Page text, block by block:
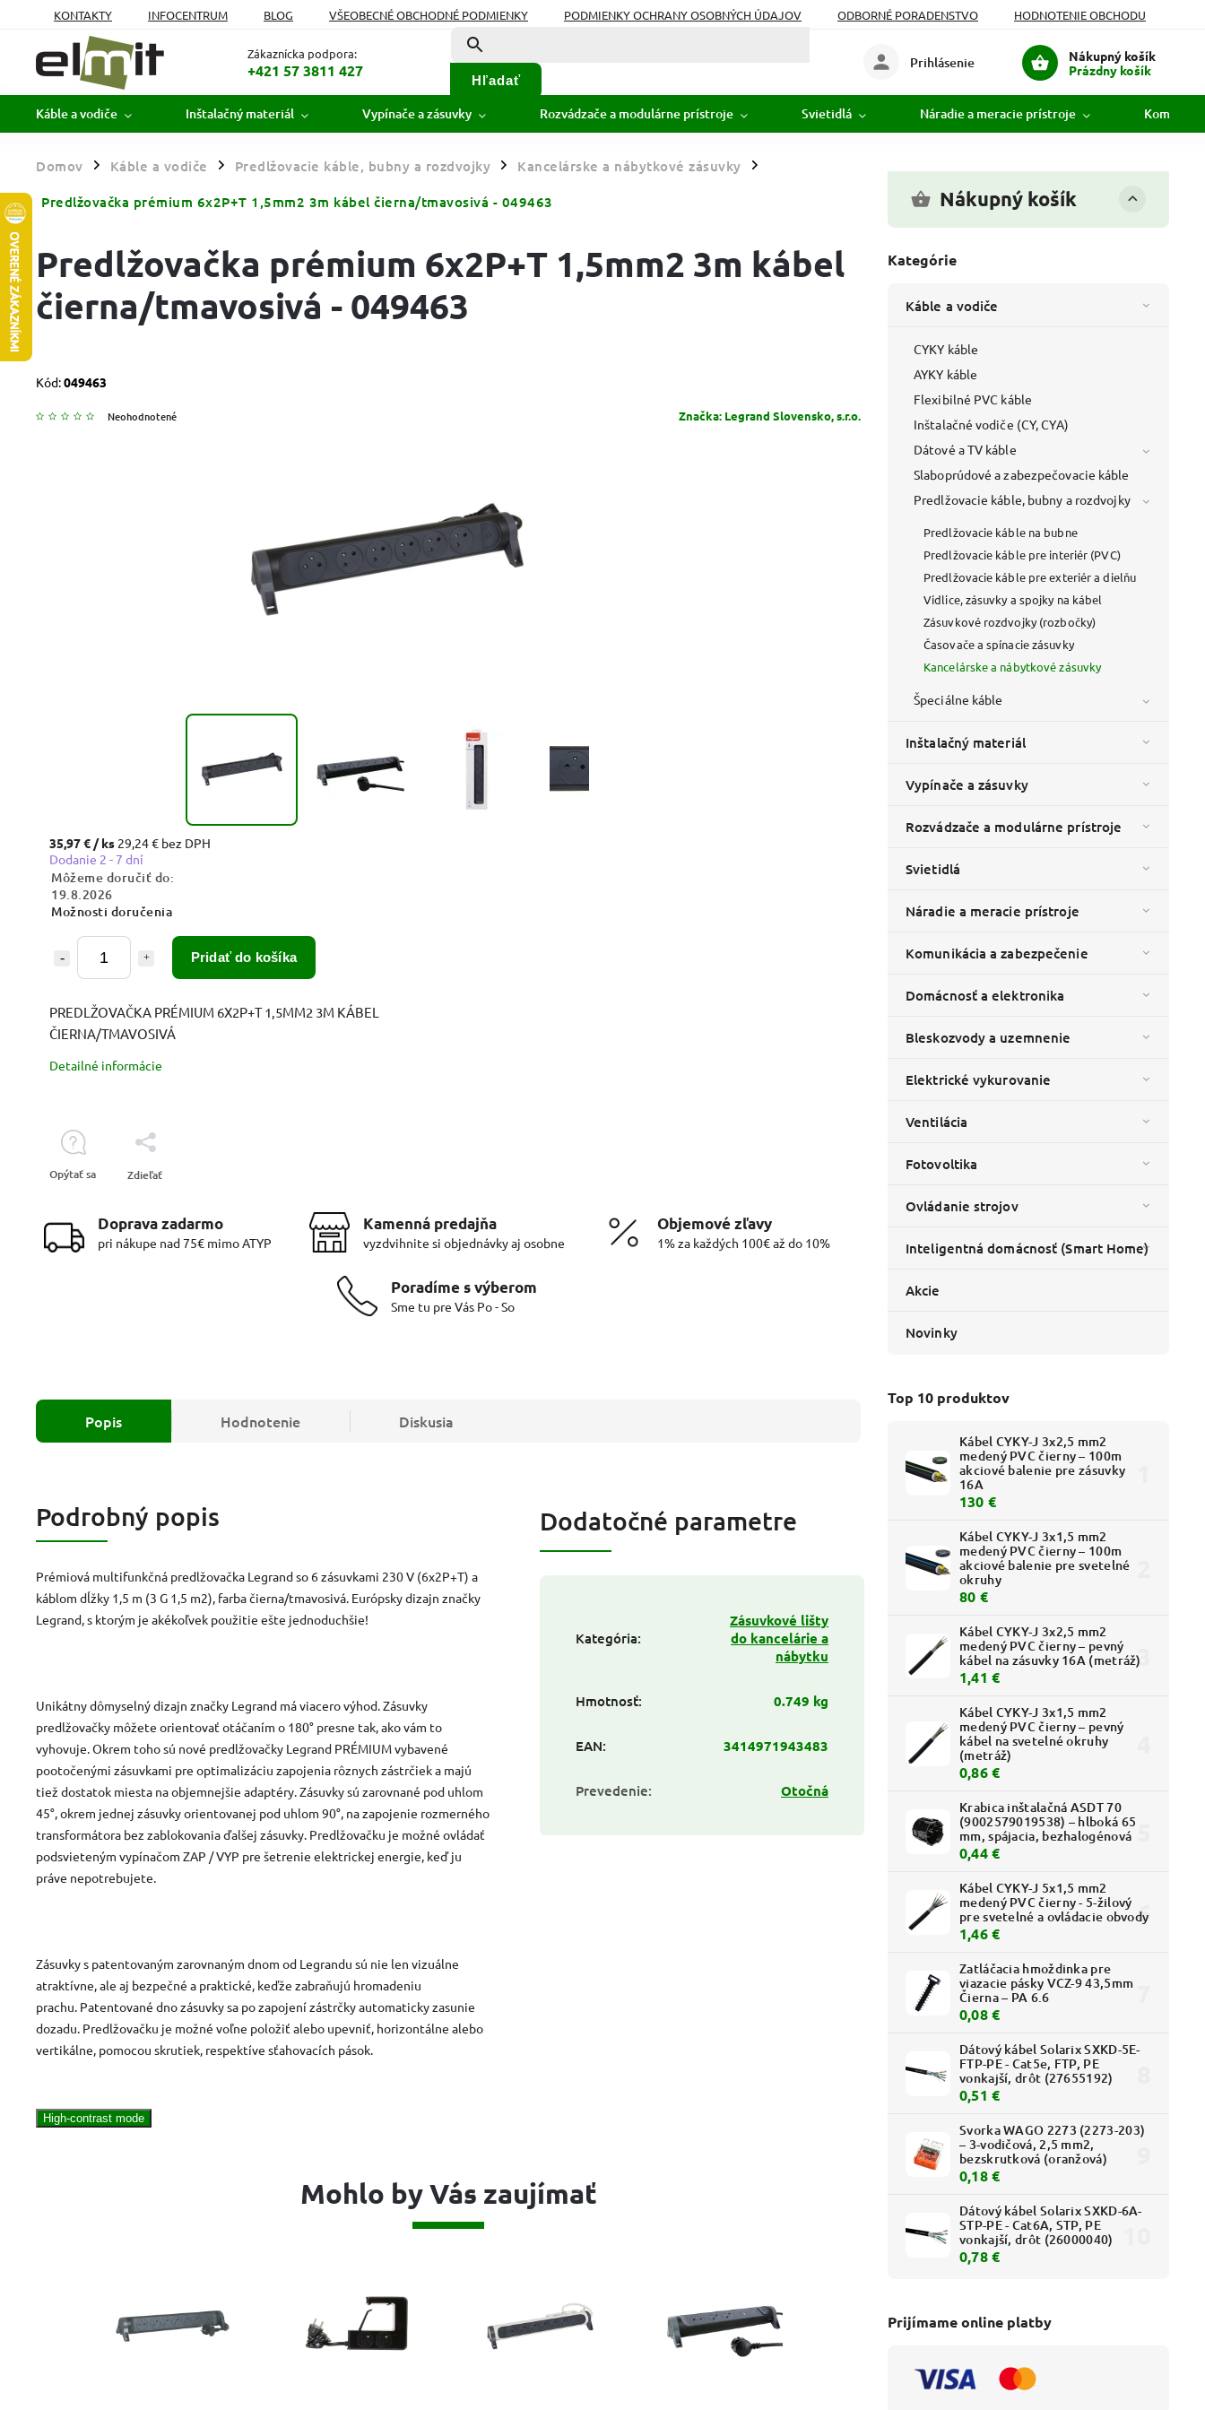
KONTAKTY INFOCENTRUM BLOG VŠEOBECNÉ OBCHODNÉ PODMIENKY PODMIENKY OCHRANY OSOBNÝCH ÚDAJOV ODBORNÉ PORADENSTVO
HODNOTENIE OBCHODU
MOJA OBJEDNÁVKA
Zákaznícka podpora:
+421 57 3811 427
Hľadať
Nákupný košík
Prázdny košík
Prihlásenie
Káble a vodiče Inštalačný materiál Vypínače a zásuvky Rozvádzače a modulárne prístroje Svietidlá Náradie a meracie prístroje
Domov / Káble a vodiče / Predlžovacie káble, bubny a rozdvojky / Kancelárske a nábytkové zásuvky /
Predlžovačka prémium 6x2P+T 1,5mm2 3m kábel čierna/tmavosivá - 049463 Nákupný košík
Kategórie
Káble a vodiče
CYKY káble
AYKY káble
Flexibilné PVC káble
Inštalačné vodiče (CY, CYA)
Dátové a TV káble
Slaboprúdové a zabezpečovacie káble
Predlžovacie káble, bubny a rozdvojky
Predlžovacie káble na bubne
Predlžovacie káble pre interiér (PVC)
Predlžovacie káble pre exteriér a dielňu
Vidlice, zásuvky a spojky na kábel
Zásuvkové rozdvojky (rozbočky)
Časovače a spínacie zásuvky
Kancelárske a nábytkové zásuvky
Špeciálne káble
Inštalačný materiál
Vypínače a zásuvky
Rozvádzače a modulárne prístroje
Svietidlá
Náradie a meracie prístroje
Komunikácia a zabezpečenie
Domácnosť a elektronika
Bleskozvody a uzemnenie
Elektrické vykurovanie
Ventilácia
Fotovoltika
Ovládanie strojov
Inteligentná domácnosť (Smart Home)
Akcie
Novinky
Top 10 produktov
Kábel CYKY-J 3x2,5 mm2
medený PVC čierny – 100m
akciové balenie pre zásuvky
16A
130 €
Kábel CYKY-J 3x1,5 mm2
medený PVC čierny – 100m
akciové balenie pre svetelné
okruhy
80 €
Kábel CYKY-J 3x2,5 mm2
medený PVC čierny – pevný
kábel na zásuvky 16A (metráž)
1,41 €
Kábel CYKY-J 3x1,5 mm2
medený PVC čierny – pevný
kábel na svetelné okruhy
(metráž)
0,86 €
Krabica inštalačná ASDT 70
(9002579019538) – hlboká 65
mm, spájacia, bezhalogénová
0,44 €
Kábel CYKY-J 5x1,5 mm2
medený PVC čierny - 5-žilový
pre svetelné a ovládacie obvody
1,46 €
Zatláčacia hmoždinka pre
viazacie pásky VCZ-9 43,5mm
Čierna – PA 6.6
0,08 €
Dátový kábel Solarix SXKD-5E-
FTP-PE - Cat5e, FTP, PE
vonkajší, drôt (27655192)
0,51 €
Svorka WAGO 2273 (2273-203)
– 3-vodičová, 2,5 mm2,
bezskrutková (oranžová)
0,18 €
Dátový kábel Solarix SXKD-6A-
STP-PE - Cat6A, STP, PE
vonkajší, drôt (26000040)
0,78 €
Prijímame online platby
Predlžovačka prémium 6x2P+T 1,5mm2 3m kábel
čierna/tmavosivá - 049463
Kód:049463
Neohodnotené Značka: Legrand Slovensko, s.r.o.
35,97 € / ks 29,24 € bez DPH
Dodanie 2 - 7 dní
Môžeme doručiť do:
19.8.2026
Možnosti doručenia
Pridať do košíka
PREDLŽOVAČKA PRÉMIUM 6X2P+T 1,5MM2 3M KÁBEL
ČIERNA/TMAVOSIVÁ
Detailné informácie
Opýtať sa Zdieľať
Doprava zadarmo
pri nákupe nad 75€ mimo ATYP
Kamenná predajňa
vyzdvihnite si objednávky aj osobne
Objemové zľavy
1% za každých 100€ až do 10%
Poradíme s výberom
Sme tu pre Vás Po - So
Popis Hodnotenie Diskusia
Podrobný popis
Prémiová multifunkčná predlžovačka Legrand so 6 zásuvkami 230 V (6x2P+T) a
káblom dĺžky 1,5 m (3 G 1,5 m2), farba čierna/tmavosivá. Európsky dizajn značky
Legrand, s ktorým je akékoľvek použitie ešte jednoduchšie!
Unikátny dômyselný dizajn značky Legrand má viacero výhod. Zásuvky
predlžovačky môžete orientovať otáčaním o 180° presne tak, ako vám to
vyhovuje. Okrem toho sú nové predlžovačky Legrand PRÉMIUM vybavené
pootočenými zásuvkami pre optimalizáciu zapojenia rôznych zástrčiek a majú
tiež dostatok miesta na objemnejšie adaptéry. Zásuvky sú zarovnané pod uhlom
45°, okrem jednej zásuvky orientovanej pod uhlom 90°, na zapojenie rozmerného
transformátora bez zablokovania ďalšej zásuvky. Predlžovačku je možné ovládať
podsvieteným vypínačom ZAP / VYP pre šetrenie elektrickej energie, keď ju
práve nepotrebujete.
Zásuvky s patentovaným zarovnaným dnom od Legrandu sú nie len vizuálne
atraktívne, ale aj bezpečné a praktické, keďže zabraňujú hromadeniu
prachu. Patentované dno zásuvky sa po zapojení zástrčky automaticky zasunie
dozadu. Predlžovačku je možné voľne položiť alebo upevniť, horizontálne alebo
vertikálne, pomocou skrutiek, respektíve sťahovacích pások.
Dodatočné parametre
Kategória:
Zásuvkové lišty
do kancelárie a
nábytku
Hmotnosť: 0.749 kg
EAN: 3414971943483
Prevedenie: Otočná
High-contrast mode
Mohlo by Vás zaujímať